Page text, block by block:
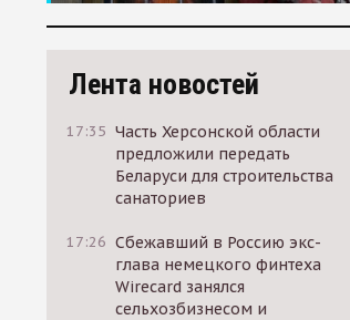
Лента новостей
17:35 Часть Херсонской области
предложили передать
Беларуси для строительства
санаториев
17:26 Сбежавший в Россию экс-
глава немецкого финтеха
Wirecard занялся
сельхозбизнесом и